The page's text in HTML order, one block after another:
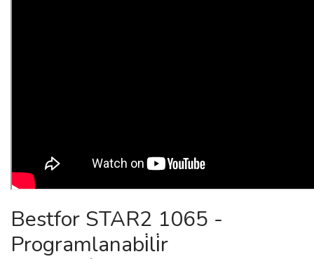
Bestfor STAR2 1065 -
Programlanabi̇li̇r